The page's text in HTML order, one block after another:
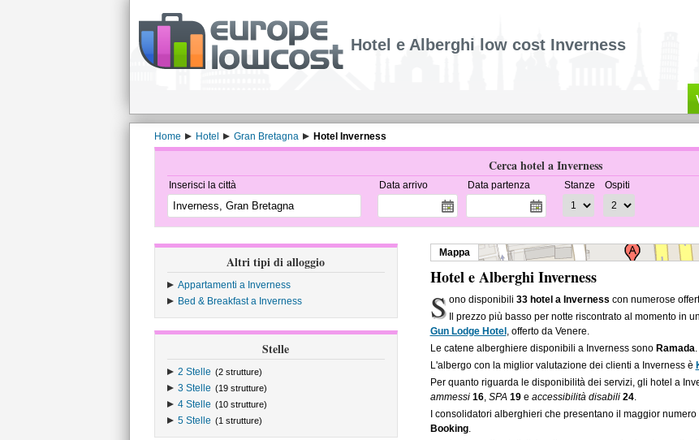
Hotel e Alberghi low cost Inverness
Home Hotel Gran Bretagna Hotel Inverness
Cerca hotel a Inverness
Inserisci la città Data arrivo Data partenza Stanze Ospiti
Altri tipi di alloggio
Appartamenti a Inverness
Bed & Breakfast a Inverness
Stelle
2 Stelle (2 strutture)
3 Stelle (19 strutture)
4 Stelle (10 strutture)
5 Stelle (1 strutture)
Mappa
Hotel e Alberghi Inverness
S ono disponibili33 hotel a Inverness con numerose
Il prezzo più basso per notte riscontrato al momento in
Gun Lodge Hotel , offerto da Venere.
Le catene alberghiere disponibili a Inverness sono Ramada.
L'albergo con la miglior valutazione dei clienti a Inverness è
Per quanto riguarda le disponibilità dei servizi, gli hotel a
ammessi 16, SPA 19e accessibilità disabili 24.
I consolidatori alberghieri che presentano il maggior
Booking.